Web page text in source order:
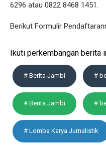
6296 atau 0822 8468 1451.
Berikut Formulir
Ikuti perkembangan berita
# Berita Jambi #
# Berita Jambi #
# Lomba Karya Jurnalistik